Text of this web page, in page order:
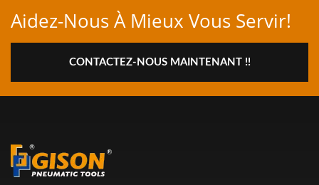
Aidez-Nous À Mieux Vous Servir!
CONTACTEZ-NOUS MAINTENANT !!